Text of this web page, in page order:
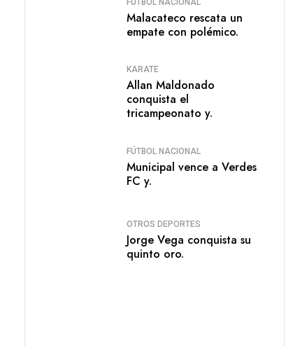
Malacateco rescata un
empate con polémico.
KARATE
Allan Maldonado
conquista el
tricampeonato y.
FÚTBOL NACIONAL
Municipal vence a Verdes
FC y.
OTROS DEPORTES
Jorge Vega conquista su
quinto oro.